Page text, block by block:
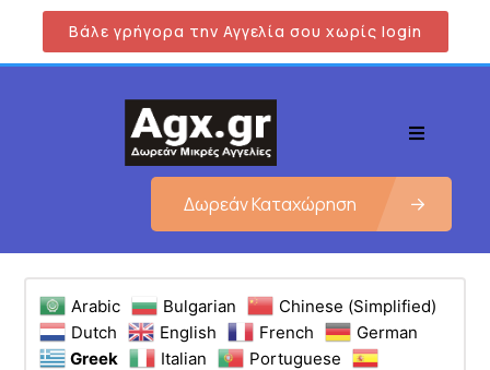
Βάλε γρήγορα την Αγγελία σου χωρίς login
Δωρεάν Καταχώρηση
Arabic Bulgarian
Chinese (Simplified)
Dutch
English French
German
Greek
Italian
Portuguese